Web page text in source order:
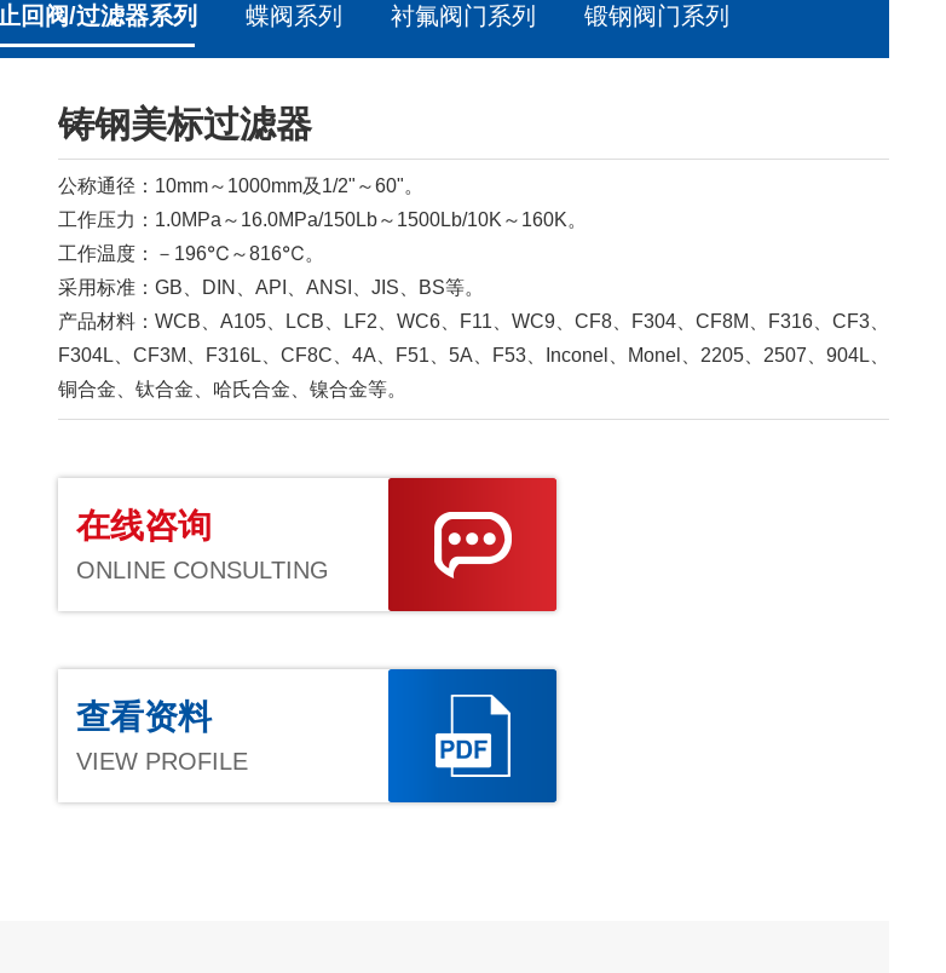
止回阀/过滤器系列 蝶阀系列 衬氟阀门系列 锻钢阀门系列
铸钢美标过滤器
公称通径：10mm～1000mm及1/2"～60"。
工作压力：1.0MPa～16.0MPa/150Lb～1500Lb/10K～160K。
工作温度：－196℃～816℃。
采用标准：GB、DIN、API、ANSI、JIS、BS等。
产品材料：WCB、A105、LCB、LF2、WC6、F11、WC9、CF8、F304、CF8M、F316、CF3、
F304L、CF3M、F316L、CF8C、4A、F51、5A、F53、Inconel、Monel、2205、2507、904L、
铜合金、钛合金、哈氏合金、镍合金等。
在线咨询
ONLINE CONSULTING
查看资料
VIEW PROFILE